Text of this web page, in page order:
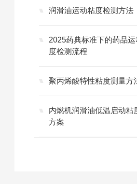
润滑油运动粘度检测方法
2025药典标准下的药品
度检测流程
聚丙烯酸特性粘度测量方
内燃机润滑油低温启动粘
方案